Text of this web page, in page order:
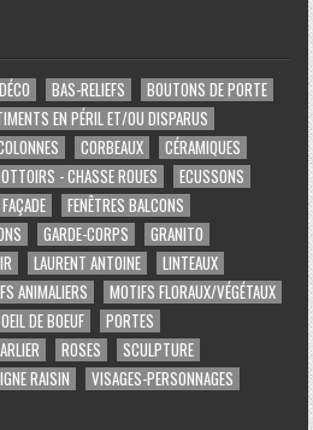
BAS-RELIEFS
BOUTONS DE PORTE
EN PÉRIL ET/OU DISPARUS
CORBEAUX
CÉRAMIQUES
- CHASSE ROUES
ECUSSONS
FAÇADE
FENÊTRES BALCONS
GARDE-CORPS
GRANITO
LAURENT ANTOINE
LINTEAUX
ANIMALIERS
MOTIFS FLORAUX/VÉGÉTAUX
OEIL DE BOEUF
PORTES
ROSES
SCULPTURE
RAISIN
VISAGES-PERSONNAGES